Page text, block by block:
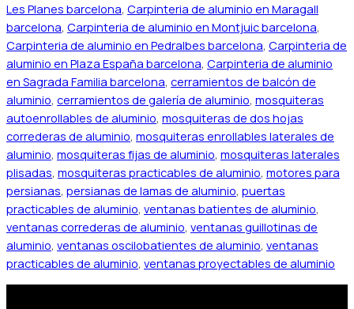
Les Planes barcelona, Carpinteria de aluminio en Maragall
barcelona, Carpinteria de aluminio en Montjuic barcelona,
Carpinteria de aluminio en Pedralbes barcelona, Carpinteria de
aluminio en Plaza España barcelona, Carpinteria de aluminio
en Sagrada Familia barcelona, cerramientos de balcón de
aluminio, cerramientos de galería de aluminio, mosquiteras
autoenrollables de aluminio, mosquiteras de dos hojas
correderas de aluminio, mosquiteras enrollables laterales de
aluminio, mosquiteras fijas de aluminio, mosquiteras laterales
plisadas, mosquiteras practicables de aluminio, motores para
persianas, persianas de lamas de aluminio, puertas
practicables de aluminio, ventanas batientes de aluminio,
ventanas correderas de aluminio, ventanas guillotinas de
aluminio, ventanas oscilobatientes de aluminio, ventanas
practicables de aluminio, ventanas proyectables de aluminio